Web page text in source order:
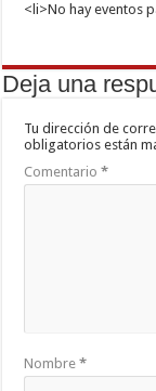
<li>No hay eventos
Deja una
Tu dirección de
obligatorios están
Comentario*
Nombre*